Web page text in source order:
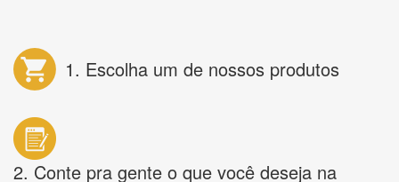
1. Escolha um de nossos produtos
2. Conte pra gente o que você deseja na